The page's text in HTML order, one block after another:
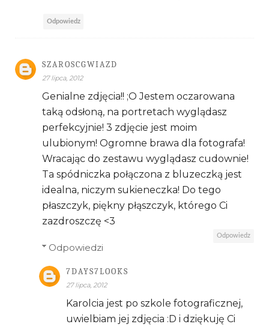
Odpowiedz
SZAROSCGWIAZD
27 lipca, 2012
Genialne zdjęcia!! ;O Jestem oczarowana
taką odsłoną, na portretach wyglądasz
perfekcyjnie! 3 zdjęcie jest moim
ulubionym! Ogromne brawa dla fotografa!
Wracając do zestawu wyglądasz cudownie!
Ta spódniczka połączona z bluzeczką jest
idealna, niczym sukieneczka! Do tego
płaszczyk, piękny płąszczyk, którego Ci
zazdroszczę <3
Odpowiedz
Odpowiedzi
7DAYS7LOOKS
27 lipca, 2012
Karolcia jest po szkole fotograficznej,
uwielbiam jej zdjęcia :D i dziękuję Ci